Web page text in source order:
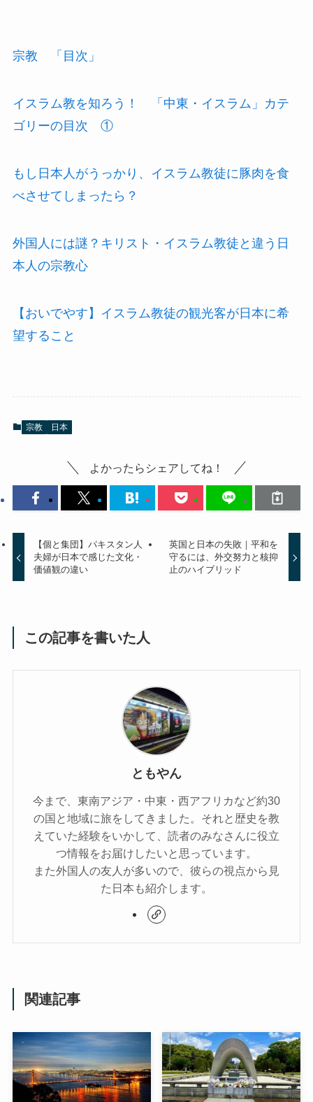
宗教 「目次」
イスラム教を知ろう！ 「中東・イスラム」カテ
ゴリーの目次 ①
もし日本人がうっかり、イスラム教徒に豚肉を食
べさせてしまったら？
外国人には謎？キリスト・イスラム教徒と違う日
本人の宗教心
【おいでやす】イスラム教徒の観光客が日本に希
望すること
宗教 日本
よかったらシェアしてね！
【個と集団】パキスタン人
夫婦が日本で感じた文化・
価値観の違い
英国と日本の失敗｜平和を
守るには、外交努力と核抑
止のハイブリッド
この記事を書いた人
ともやん
今まで、東南アジア・中東・西アフリカなど約30
の国と地域に旅をしてきました。それと歴史を教
えていた経験をいかして、読者のみなさんに役立
つ情報をお届けしたいと思っています。
また外国人の友人が多いので、彼らの視点から見
た日本も紹介します。
関連記事